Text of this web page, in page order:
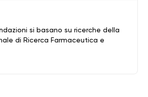
si basano su ricerche della
di Ricerca Farmaceutica e